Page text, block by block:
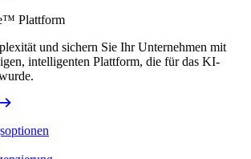
Plattform
und sichern Sie Ihr Unternehmen mit
intelligenten Plattform, die für das KI-